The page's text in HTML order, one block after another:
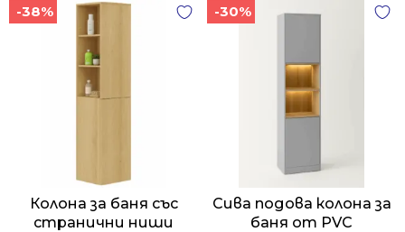
-38%
Колона за баня със
странични ниши
-30%
Сива подова колона за
баня от PVC